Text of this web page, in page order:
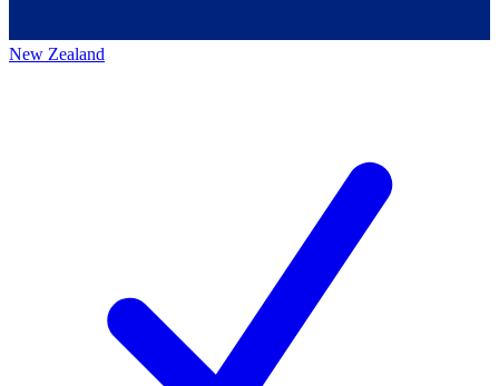
New Zealand